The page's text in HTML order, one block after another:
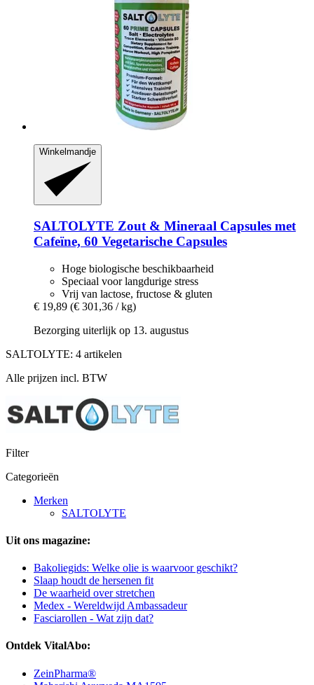
Winkelmandje
SALTOLYTE Zout & Mineraal Capsules met
Cafeïne, 60 Vegetarische Capsules
Hoge biologische beschikbaarheid
Speciaal voor langdurige stress
Vrij van lactose, fructose & gluten
€ 19,89 (€ 301,36 / kg)
Bezorging uiterlijk op 13. augustus
SALTOLYTE: 4 artikelen
Alle prijzen incl. BTW
Filter
Categorieën
Merken
SALTOLYTE
Uit ons magazine:
Bakoliegids: Welke olie is waarvoor geschikt?
Slaap houdt de hersenen fit
De waarheid over stretchen
Medex - Wereldwijd Ambassadeur
Fasciarollen - Wat zijn dat?
Ontdek VitalAbo:
ZeinPharma®